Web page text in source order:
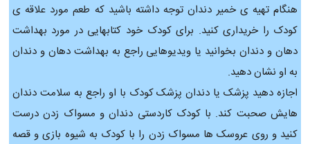
هنگام تهیه ی خمیر دندان توجه داشته باشید که طعم مورد علاقه ی
کودک را خریداری کنید. برای کودک خود کتابهایی در مورد بهداشت
دهان و دندان بخوانید یا ویدیوهایی راجع به بهداشت دهان و دندان
به او نشان دهید.
اجازه دهید پزشک یا دندان پزشک کودک با او راجع به سلامت دندان
هایش صحبت کند. با کودک کاردستی دندان و مسواک زدن درست
کنید و روی عروسک ها مسواک زدن را با کودک به شیوه بازی و قصه